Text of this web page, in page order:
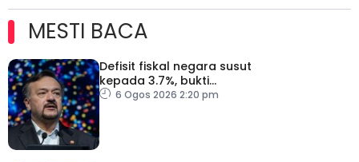
MESTI BACA
Defisit fiskal negara susut
kepada 3.7%, bukti
keyakinan pelabur masih
6 Ogos 2026 2:20 pm